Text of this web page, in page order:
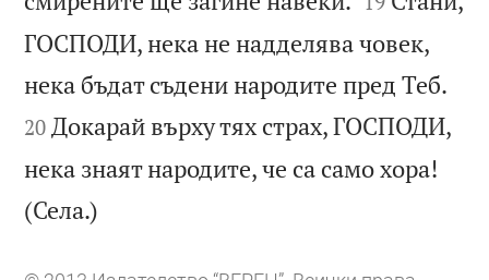
ГОСПОДИ, нека не надделява човек,
нека бъдат съдени народите пред Теб.
20 Докарай върху тях страх, ГОСПОДИ,
нека знаят народите, че са само хора!
(Села.)